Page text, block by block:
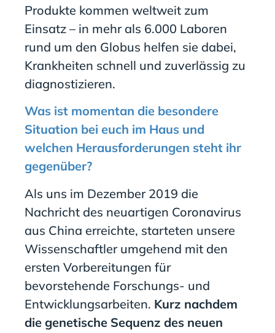
Produkte kommen weltweit zum
Einsatz – in mehr als 6.000 Laboren
rund um den Globus helfen sie dabei,
Krankheiten schnell und zuverlässig zu
diagnostizieren.
Was ist momentan die besondere
Situation bei euch im Haus und
welchen Herausforderungen steht ihr
gegenüber?
Als uns im Dezember 2019 die
Nachricht des neuartigen Coronavirus
aus China erreichte, starteten unsere
Wissenschaftler umgehend mit den
ersten Vorbereitungen für
bevorstehende Forschungs- und
Entwicklungsarbeiten. Kurz nachdem
die genetische Sequenz des neuen